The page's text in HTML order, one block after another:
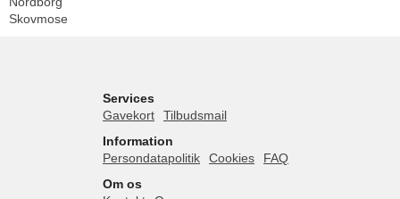
Skovmose
Services
Gavekort
Tilbudsmail
Information
Persondatapolitik
Cookies
FAQ
Om os